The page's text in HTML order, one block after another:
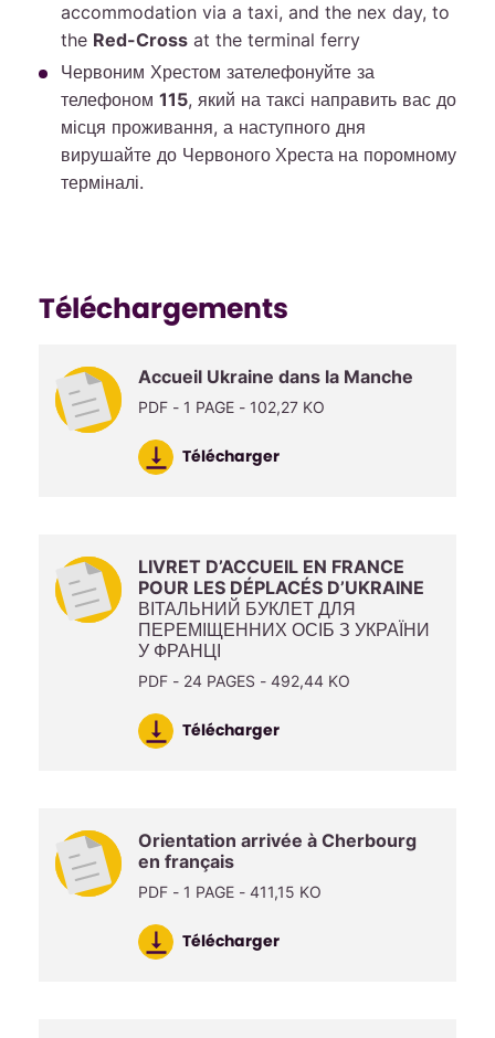
accommodation via a taxi, and the nex day, to
the Red-Cross at the terminal ferry
Червоним Хрестом зателефонуйте за
телефоном 115, який на таксі направить вас до
місця проживання, а наступного дня
вирушайте до Червоного Хреста на поромному
терміналі.
Téléchargements
Accueil Ukraine dans la Manche
PDF - 1 PAGE - 102,27 KO
Télécharger
LIVRET D’ACCUEIL EN FRANCE
POUR LES DÉPLACÉS D’UKRAINE
ВІТАЛЬНИЙ БУКЛЕТ ДЛЯ
ПЕРЕМІЩЕННИХ ОСІБ З УКРАЇНИ
У ФРАНЦІ
PDF - 24 PAGES - 492,44 KO
Télécharger
Orientation arrivée à Cherbourg
en français
PDF - 1 PAGE - 411,15 KO
Télécharger